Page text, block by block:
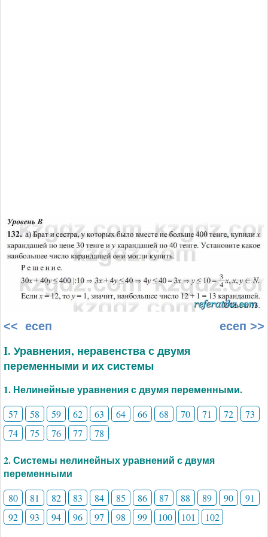
<< есеп есеп >>
I. Уравнения, неравенства с двумя
переменными и их системы
1. Нелинейные уравнения с двумя переменными.
57 58 59 62 63 64 66 68 70 71 72
73
74
75 76 77 78
2. Системы нелинейных уравнений с двумя
переменными
80 81 82 83 84 85 86 87 88 89 90
91
92
93 94 96 97 98 99 100 101 102